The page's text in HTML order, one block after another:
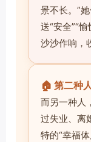
景不长。”
送“安全”“
沙沙作响，
🏠 第二种
而另一种
过失业、
特的“幸福